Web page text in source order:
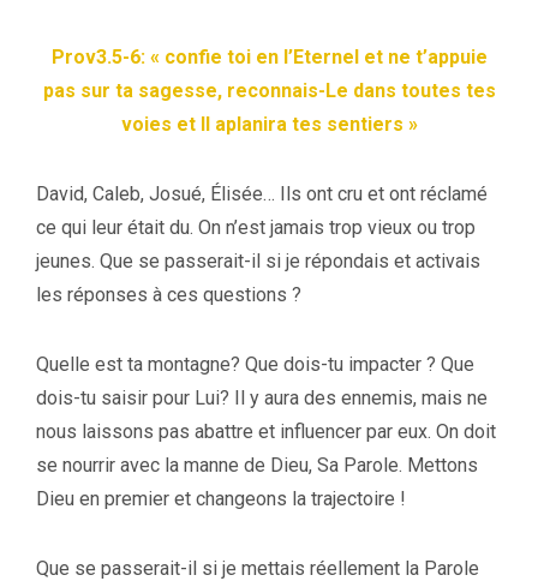
Prov3.5-6: « confie toi en l’Eternel et ne t’appuie
pas sur ta sagesse, reconnais-Le dans toutes tes
voies et Il aplanira tes sentiers »
David, Caleb, Josué, Élisée… Ils ont cru et ont réclamé
ce qui leur était du. On n’est jamais trop vieux ou trop
jeunes. Que se passerait-il si je répondais et activais
les réponses à ces questions ?
Quelle est ta montagne? Que dois-tu impacter ? Que
dois-tu saisir pour Lui? Il y aura des ennemis, mais ne
nous laissons pas abattre et influencer par eux. On doit
se nourrir avec la manne de Dieu, Sa Parole. Mettons
Dieu en premier et changeons la trajectoire !
Que se passerait-il si je mettais réellement la Parole